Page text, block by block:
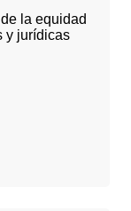
la equidad
y jurídicas